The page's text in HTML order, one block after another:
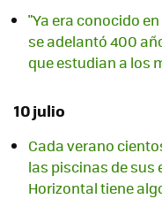
"Ya era conocido
se adelantó 400
que estudian a los
10 julio
Cada verano
las piscinas de sus
Horizontal tiene